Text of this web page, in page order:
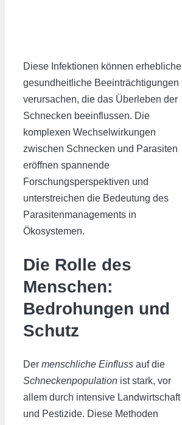
Diese Infektionen können erhebliche
gesundheitliche Beeinträchtigungen
verursachen, die das Überleben der
Schnecken beeinflussen. Die
komplexen Wechselwirkungen
zwischen Schnecken und Parasiten
eröffnen spannende
Forschungsperspektiven und
unterstreichen die Bedeutung des
Parasitenmanagements in
Ökosystemen.
Die Rolle des
Menschen:
Bedrohungen und
Schutz
Der menschliche Einfluss auf die
Schneckenpopulation ist stark, vor
allem durch intensive Landwirtschaft
und Pestizide. Diese Methoden